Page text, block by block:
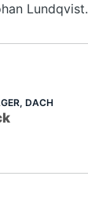
Lundqvist.
DACH